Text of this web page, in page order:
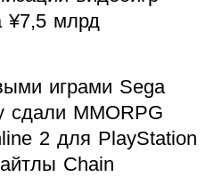
¥7,5 млрд
играми Sega
сдали MMORPG
2 для PlayStation
Chain